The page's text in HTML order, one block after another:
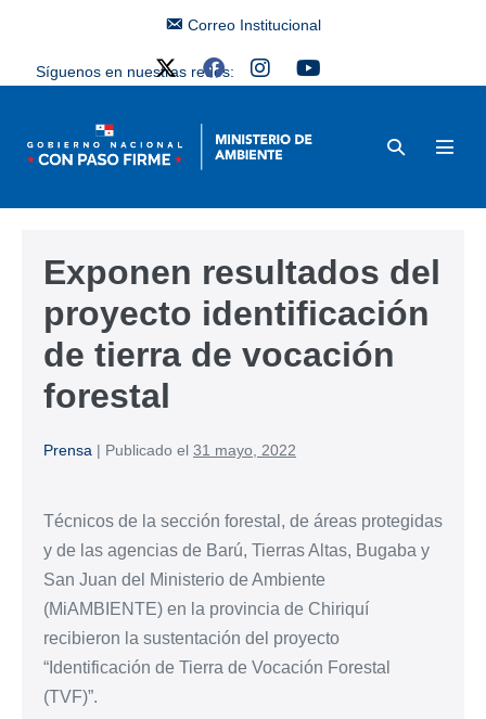
Correo Institucional
Síguenos en nuestras redes:
Exponen resultados del
proyecto identificación
de tierra de vocación
forestal
Prensa | Publicado el 31 mayo, 2022
Técnicos de la sección forestal, de áreas protegidas
y de las agencias de Barú, Tierras Altas, Bugaba y
San Juan del Ministerio de Ambiente
(MiAMBIENTE) en la provincia de Chiriquí
recibieron la sustentación del proyecto
“Identificación de Tierra de Vocación Forestal
(TVF)”.